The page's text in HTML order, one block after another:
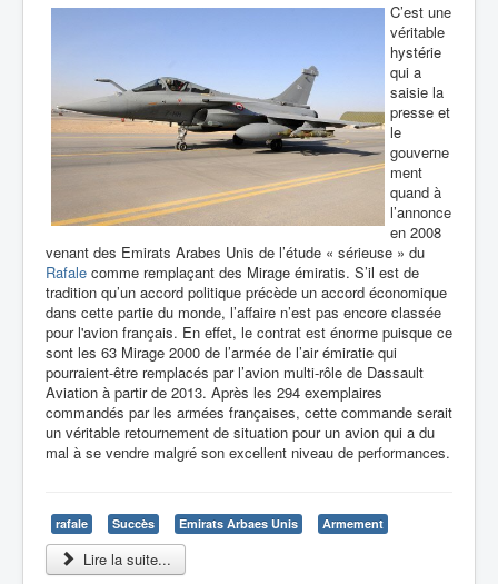
C’est une
véritable
hystérie
qui a
saisie la
presse et
le
gouverne
ment
quand à
l’annonce
en 2008
venant des Emirats Arabes Unis de l’étude « sérieuse » du
Rafale comme remplaçant des Mirage émiratis. S’il est de
tradition qu’un accord politique précède un accord économique
dans cette partie du monde, l’affaire n’est pas encore classée
pour l'avion français. En effet, le contrat est énorme puisque ce
sont les 63 Mirage 2000 de l’armée de l’air émiratie qui
pourraient-être remplacés par l’avion multi-rôle de Dassault
Aviation à partir de 2013. Après les 294 exemplaires
commandés par les armées françaises, cette commande serait
un véritable retournement de situation pour un avion qui a du
mal à se vendre malgré son excellent niveau de performances.
rafale Succès Emirats Arbaes Unis Armement
Lire la suite...